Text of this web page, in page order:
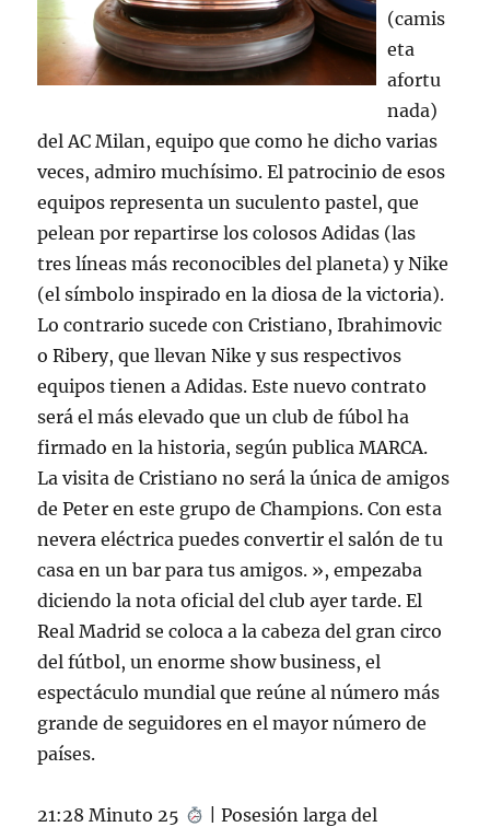
(camis
eta
afortu
nada)
del AC Milan, equipo que como he dicho varias
veces, admiro muchísimo. El patrocinio de esos
equipos representa un suculento pastel, que
pelean por repartirse los colosos Adidas (las
tres líneas más reconocibles del planeta) y Nike
(el símbolo inspirado en la diosa de la victoria).
Lo contrario sucede con Cristiano, Ibrahimovic
o Ribery, que llevan Nike y sus respectivos
equipos tienen a Adidas. Este nuevo contrato
será el más elevado que un club de fúbol ha
firmado en la historia, según publica MARCA.
La visita de Cristiano no será la única de amigos
de Peter en este grupo de Champions. Con esta
nevera eléctrica puedes convertir el salón de tu
casa en un bar para tus amigos. », empezaba
diciendo la nota oficial del club ayer tarde. El
Real Madrid se coloca a la cabeza del gran circo
del fútbol, un enorme show business, el
espectáculo mundial que reúne al número más
grande de seguidores en el mayor número de
países.
21:28 Minuto 25
| Posesión larga del